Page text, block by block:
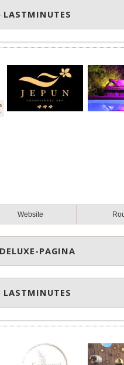
LASTMINUTES
Website
DELUXE-PAGINA
LASTMINUTES